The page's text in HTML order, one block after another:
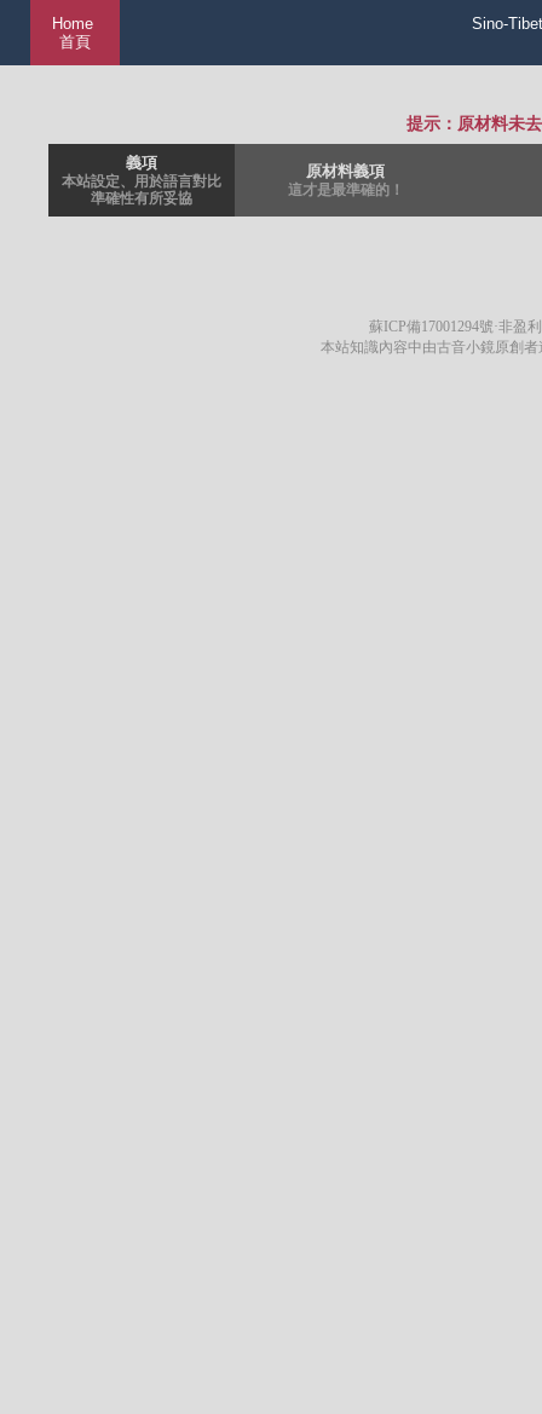
Home
首頁
Sino-
提示：原材料未
義項
本站設定、用於語言對比
準確性有所妥協
原材料義項
這才是最準確的！
蘇ICP備17001294號·非盈
本站知識內容中由古音小鏡原創